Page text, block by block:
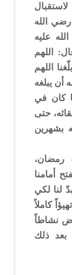
الله
عليه
اللهم
اللهم
أن يبلغه
كان في
حتى
بشهرين
رمضان،
أمامنا
لنا لكي
كاملاً
نشاطاً
بعد ذلك